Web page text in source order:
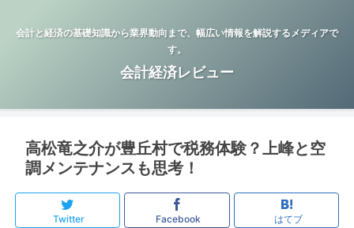
会計と経済の基礎知識から業界動向まで、幅広い情報を解説するメディアで
す。
会計経済レビュー
高松竜之介が豊丘村で税務体験？上峰と空
調メンテナンスも思考！
Twitter Facebook はてブ